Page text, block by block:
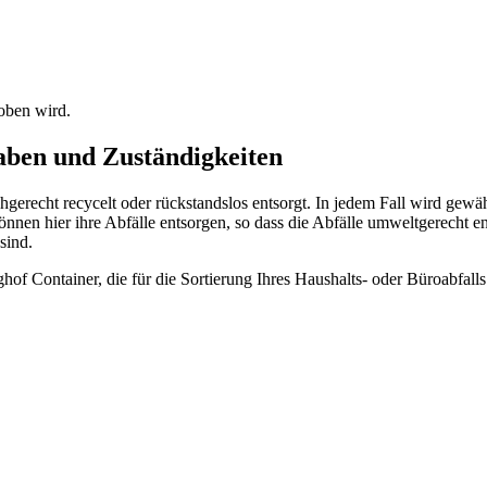
wird.
und Zuständigkeiten
recycelt oder rückstandslos entsorgt. In jedem Fall wird
hier ihre Abfälle entsorgen, so dass die Abfälle umweltgerecht
Container, die für die Sortierung Ihres Haushalts- oder